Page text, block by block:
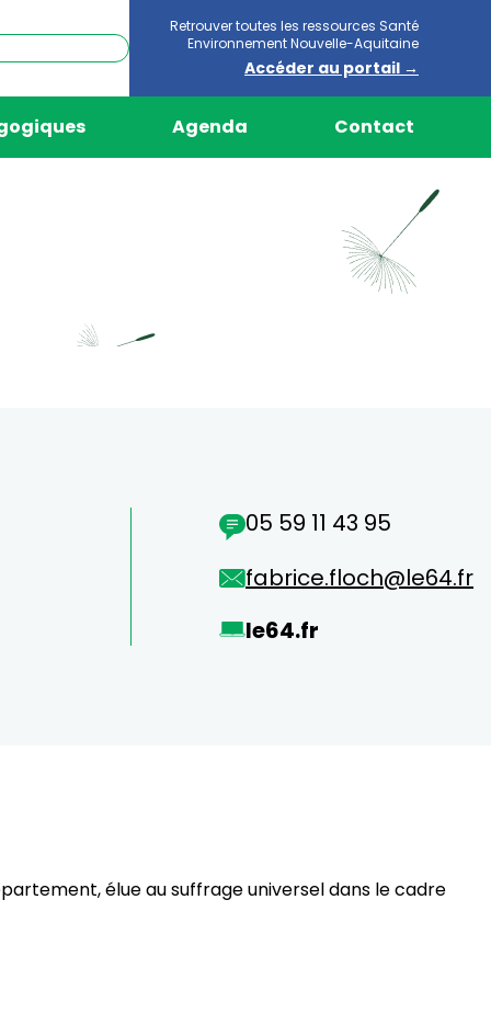
Retrouver toutes les ressources Santé
Environnement Nouvelle-Aquitaine
Accéder au portail →
Agenda Contact
05 59 11 43 95
fabrice.floch@le64.fr
le64.fr
élue au suffrage universel dans le cadre